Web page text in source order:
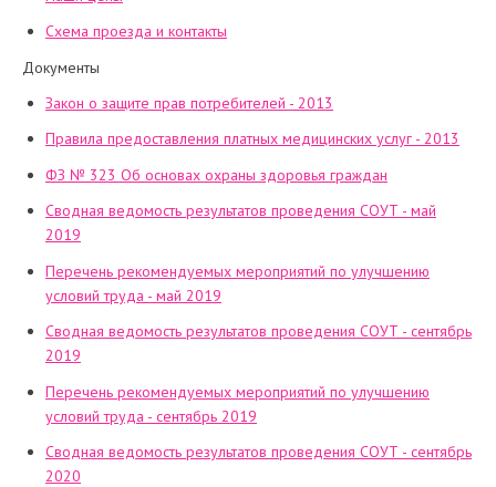
Схема проезда и контакты
Документы
Закон о защите прав потребителей - 2013
Правила предоставления платных медицинских услуг - 2013
ФЗ № 323 Об основах охраны здоровья граждан
Сводная ведомость результатов проведения СОУТ - май
2019
Перечень рекомендуемых мероприятий по улучшению
условий труда - май 2019
Сводная ведомость результатов проведения СОУТ - сентябрь
2019
Перечень рекомендуемых мероприятий по улучшению
условий труда - сентябрь 2019
Сводная ведомость результатов проведения СОУТ - сентябрь
2020